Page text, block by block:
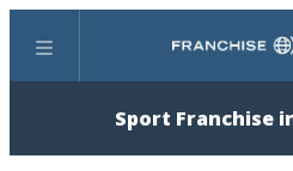
Menü
Sport Franchise